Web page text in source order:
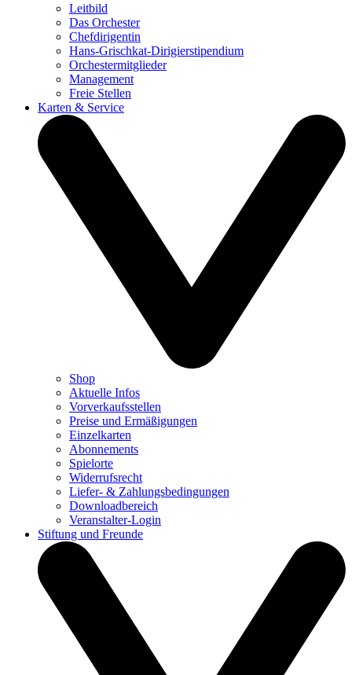
Leitbild
Das Orchester
Chefdirigentin
Hans-Grischkat-Dirigierstipendium
Orchestermitglieder
Management
Freie Stellen
Karten & Service
Shop
Aktuelle Infos
Vorverkaufsstellen
Preise und Ermäßigungen
Einzelkarten
Abonnements
Spielorte
Widerrufsrecht
Liefer- & Zahlungsbedingungen
Downloadbereich
Veranstalter-Login
Stiftung und Freunde